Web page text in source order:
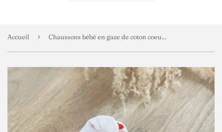
Accueil › Chaussons bébé en gaze de coton coeur rouge